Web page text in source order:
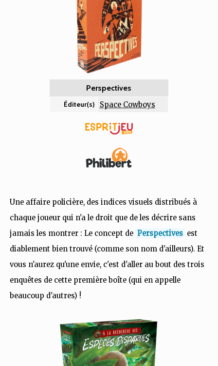
Perspectives
Éditeur(s) Space Cowboys
Une affaire policière, des indices visuels distribués à
chaque joueur qui n'a le droit que de les décrire sans
jamais les montrer : Le concept de Perspectives est
diablement bien trouvé (comme son nom d'ailleurs). Et
vous n'aurez qu'une envie, c'est d'aller au bout des trois
enquêtes de cette première boîte (qui en appelle
beaucoup d'autres) !